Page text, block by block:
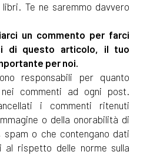
Te ne saremmo davvero
un commento per farci
di questo articolo, il tuo
per noi.
responsabili per quanto
commenti ad ogni post.
i commenti ritenuti
o della onorabilità di
o che contengano dati
al rispetto delle norme sulla